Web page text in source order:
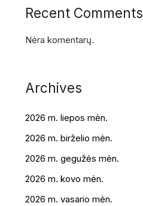
Recent Comments
Nėra komentarų.
Archives
2026 m. liepos mėn.
2026 m. birželio mėn.
2026 m. gegužės mėn.
2026 m. kovo mėn.
2026 m. vasario mėn.